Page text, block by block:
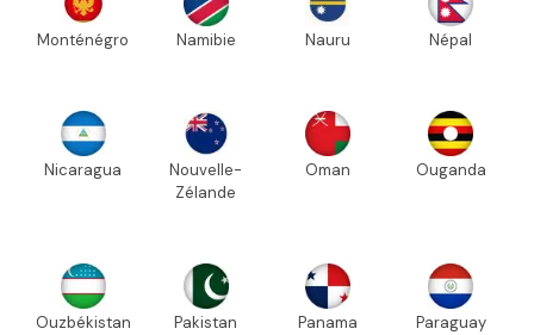
Monténégro Namibie Nauru Népal
Nicaragua
Nouvelle-
Zélande
Oman Ouganda
Ouzbékistan Pakistan Panama Paraguay